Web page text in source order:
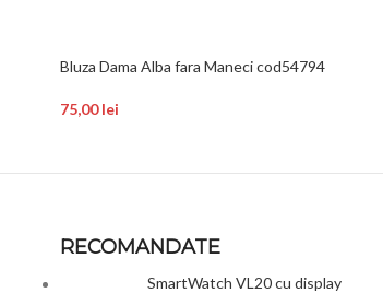
Bluza Dama Alba fara Maneci cod54794
75,00lei
RECOMANDATE
SmartWatch VL20 cu display